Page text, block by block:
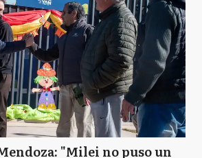
"Milei no puso un